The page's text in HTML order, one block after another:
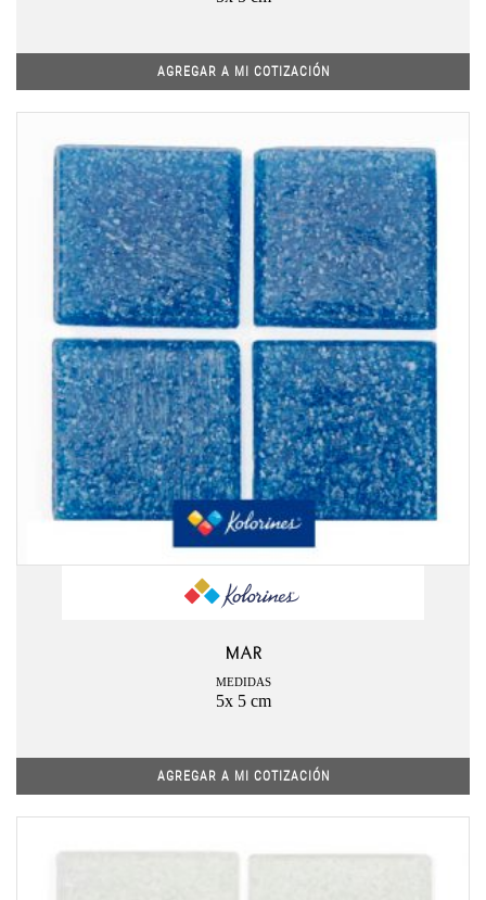
AGREGAR A MI COTIZACIÓN
MAR
MEDIDAS
5x 5 cm
AGREGAR A MI COTIZACIÓN